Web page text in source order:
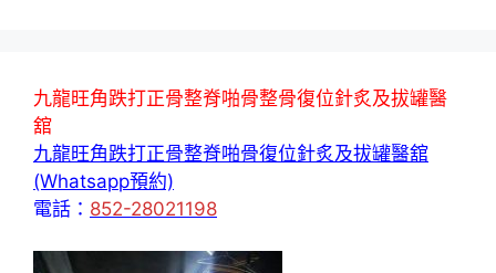
九龍旺角跌打正骨整脊啪骨整骨復位針炙及拔罐醫
舘
九龍旺角跌打正骨整脊啪骨復位針炙及拔罐醫舘
(Whatsapp預約)
電話： 852-28021198